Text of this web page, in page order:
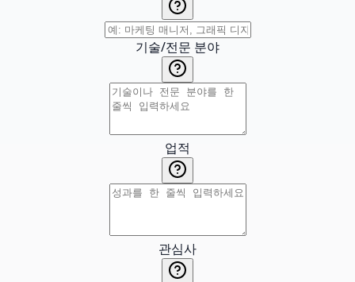
기술/전문 분야
업적
관심사